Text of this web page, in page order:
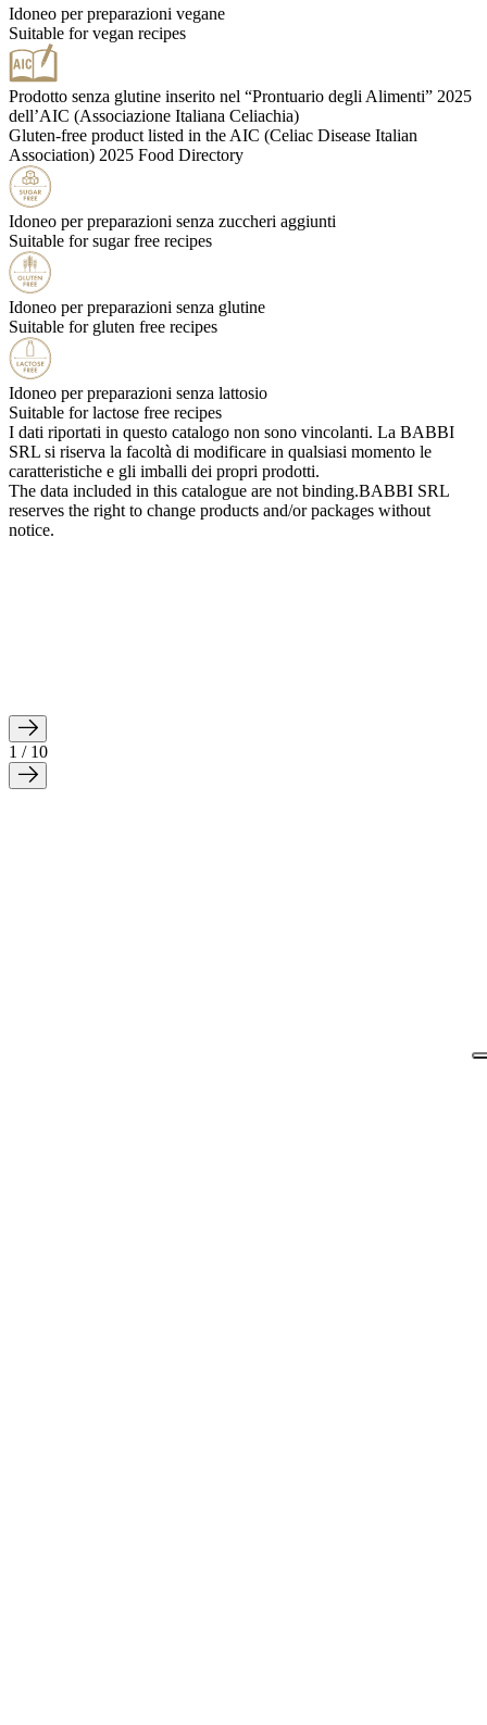
Idoneo per preparazioni vegane
Suitable for vegan recipes
Prodotto senza glutine inserito nel “Prontuario degli Alimenti” 2025
dell’AIC (Associazione Italiana Celiachia)
Gluten-free product listed in the AIC (Celiac Disease Italian
Association) 2025 Food Directory
Idoneo per preparazioni senza zuccheri aggiunti
Suitable for sugar free recipes
Idoneo per preparazioni senza glutine
Suitable for gluten free recipes
Idoneo per preparazioni senza lattosio
Suitable for lactose free recipes
I dati riportati in questo catalogo non sono vincolanti. La BABBI
SRL si riserva la facoltà di modificare in qualsiasi momento le
caratteristiche e gli imballi dei propri prodotti.
The data included in this catalogue are not binding.BABBI SRL
reserves the right to change products and/or packages without
notice.
1 / 10